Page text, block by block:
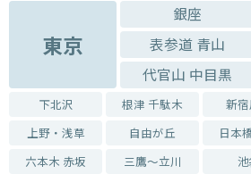
2025.09.18 - 2025.09.18
【京橋蚤の市vol.7】開催のお知らせ
2025.08.23 - 2025.08.24
【銀座ぽちっと蚤の市vol.42】開催のお知らせ
2025.08.09 - 2025.08.10
【銀座ぽちっと蚤の市vol.41】開催のお知らせ
【京橋蚤の市vol.6】開催のお知らせ
東京
銀座
表参道 青山
代官山 中目黒
下北沢 根津 千駄木 新
上野・浅草
自由が丘 日本
六本木 赤坂
三鷹～立川